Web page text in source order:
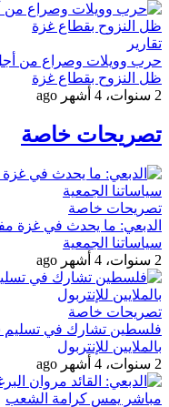
تقارير
حرب وويلات وصراع من
ظل النزوح بقطاع غزة
2 سنوات، 4 أشهر ago
تصريحات خاصة
تصريحات خاصة
الدبعي: ما يحدث في غزة
سياساتنا الجمعية
2 سنوات، 4 أشهر ago
تصريحات خاصة
فلسطين تشارك في تسليم
بالملايين للإنتربول
2 سنوات، 4 أشهر ago